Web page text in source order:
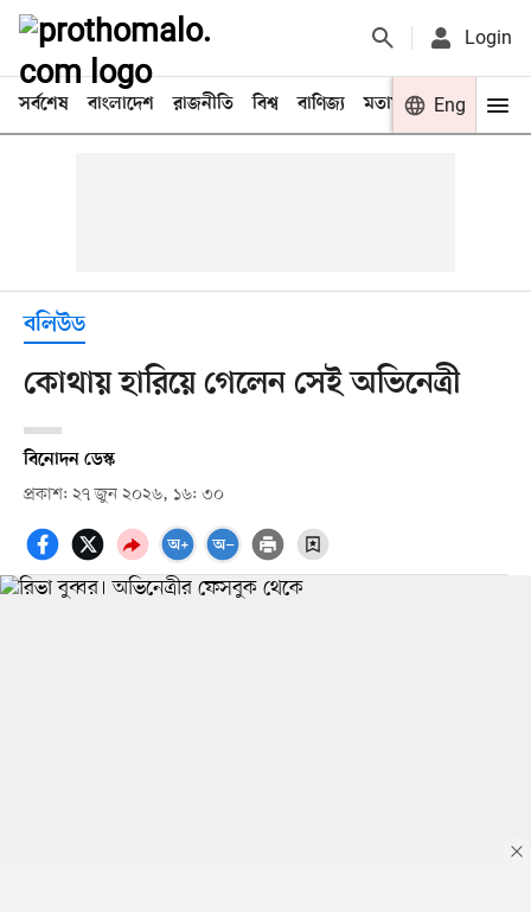
Login
সর্বশেষ বাংলাদেশ রাজনীতি বিশ্ব বাণিজ্য মতামত খেলা
Eng
বলিউড
কোথায় হারিয়ে গেলেন সেই অভিনেত্রী
বিনোদন ডেস্ক
প্রকাশ: ২৭ জুন ২০২৬, ১৬: ৩০